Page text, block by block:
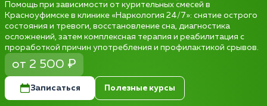
Помощь при зависимости от курительных смесей в
Красноуфимске в клинике «Наркология 24/7»: снятие острого
состояния и тревоги, восстановление сна, диагностика
осложнений, затем комплексная терапия и реабилитация с
проработкой причин употребления и профилактикой срывов.
от 2 500 ₽
Записаться Полезные курсы